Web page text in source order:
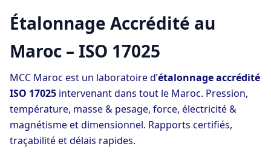
Étalonnage Accrédité au
Maroc – ISO 17025
MCC Maroc est un laboratoire d’étalonnage accrédité
ISO 17025 intervenant dans tout le Maroc. Pression,
température, masse & pesage, force, électricité &
magnétisme et dimensionnel. Rapports certifiés,
traçabilité et délais rapides.